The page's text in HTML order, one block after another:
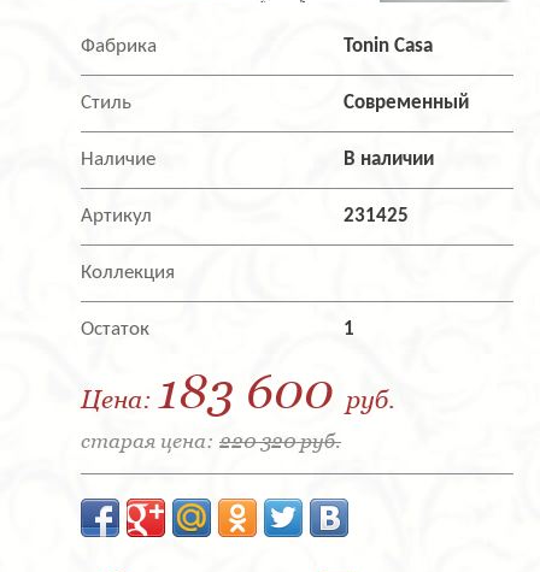
Фабрика Tonin Casa
Стиль Современный
Наличие В наличии
Артикул 231425
Коллекция
Остаток 1
Цена: 183 600 руб.
старая цена: 220 320 руб.